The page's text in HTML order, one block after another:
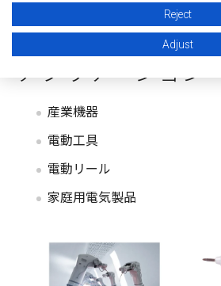
アプリケーション
産業機器
電動工具
電動リール
家庭用電気製品
Reject
Adjust